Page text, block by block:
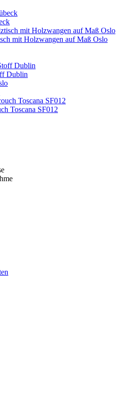
mit Holzwangen auf Maß Oslo
Dublin
Toscana SF012